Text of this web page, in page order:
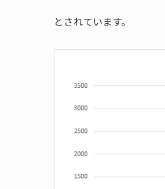
とされています。